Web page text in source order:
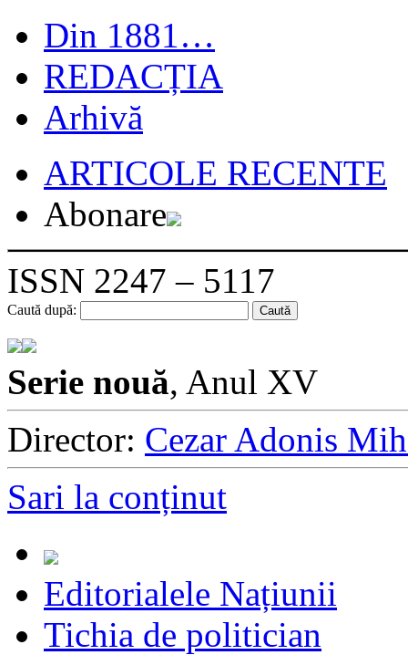
Din 1881…
REDACȚIA
Arhivă
ARTICOLE RECENTE
Abonare
ISSN 2247 – 5117
Caută după:
Serie nouă, Anul XV
Director: Cezar Adonis
Sari la conținut
Editorialele Națiunii
Tichia de politician